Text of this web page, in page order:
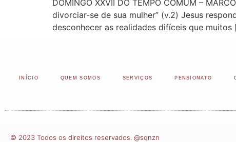
DOMINGO XXVII DO TEMPO COMUM –
divorciar-se de sua mulher” (v.2) Jesus
desconhecer as realidades difíceis que muitos
INÍCIO QUEM SOMOS SERVIÇOS PENSIONATO
© 2023 Todos os direitos reservados. @sqnzn